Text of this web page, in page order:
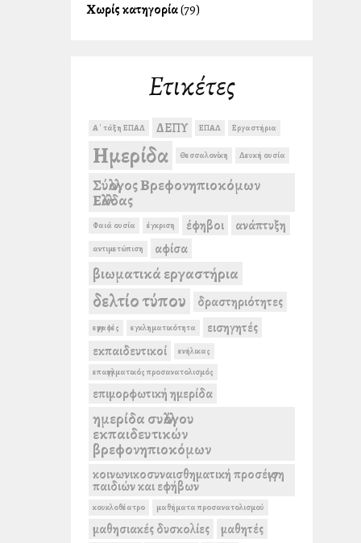
Χωρίς κατηγορία(79)
Ετικέτες
Α΄ τάξη ΕΠΑΛ ΔΕΠΥ ΕΠΑΛ Εργαστήρια
Ημερίδα Θεσσαλονίκη Λευκή ουσία
Σύλλογος Βρεφονηπιοκόμων
Ελλάδας
Φαιά ουσία έγκριση έφηβοι ανάπτυξη
αντιμετώπιση αφίσα
βιωματικά εργαστήρια
δελτίο τύπου δραστηριότητες
εγγραφές εγκληματικότητα
εισηγητές
εκπαιδευτικοί
ενήλικας
επαγγελματικός προσανατολισμός
επιμορφωτική ημερίδα
ημερίδα συλλόγου
εκπαιδευτικών
βρεφονηπιοκόμων
κοινωνικοσυναισθηματική προσέγγιση
παιδιών και εφήβων
κουκλοθέατρο μαθήματα προσανατολισμού
μαθησιακές δυσκολίες μαθητές